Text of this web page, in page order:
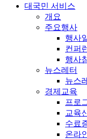
대국민 서비스
개요
주요행사
행사
컨퍼
행사
뉴스레터
뉴스
경제교육
프로
교육
수료
온라